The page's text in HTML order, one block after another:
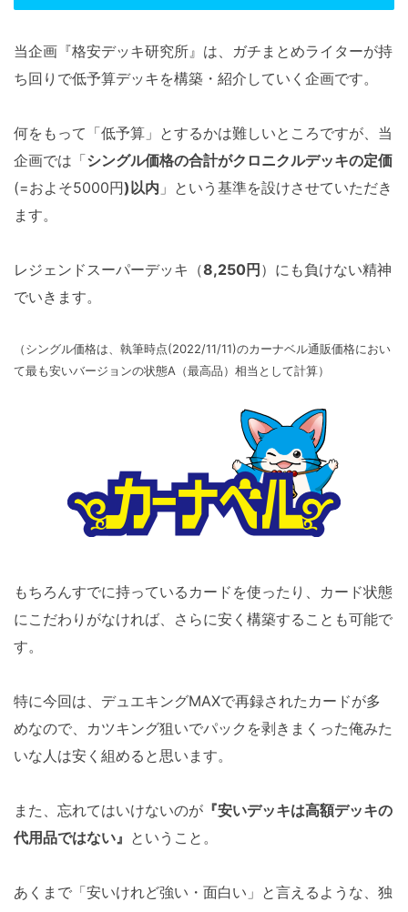
当企画『格安デッキ研究所』は、ガチまとめライターが持
ち回りで低予算デッキを構築・紹介していく企画です。
何をもって「低予算」とするかは難しいところですが、当
企画では「シングル価格の合計がクロニクルデッキの定価
(=およそ5000円)以内 」という基準を設けさせていただき
ます。
レジェンドスーパーデッキ（8,250円 ）にも負けない精神
でいきます。
（シングル価格は、執筆時点(2022/11/11)のカーナベル通販価格におい
て最も安いバージョンの状態A（最高品）相当として計算）
もちろんすでに持っているカードを使ったり、カード状態
にこだわりがなければ、さらに安く構築することも可能で
す。
特に今回は、デュエキングMAXで再録されたカードが多
めなので、カツキング狙いでパックを剥きまくった俺みた
いな人は安く組めると思います。
また、忘れてはいけないのが 『安いデッキは高額デッキの
代用品ではない』 ということ。
あくまで「安いけれど強い・面白い」と言えるような、独